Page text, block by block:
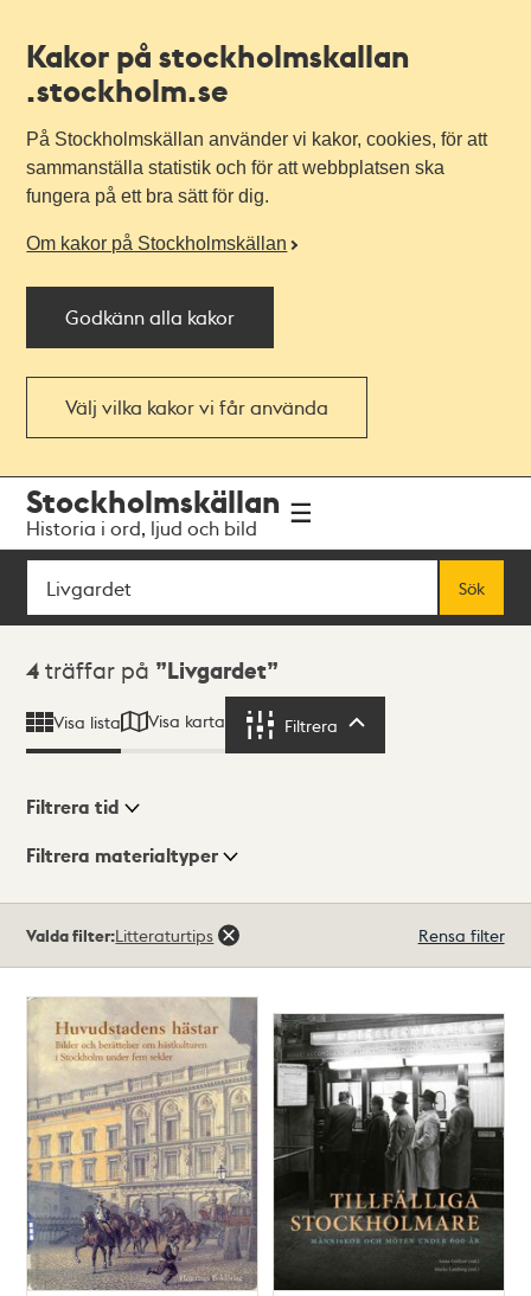
Kakor på stockholmskallan
.stockholm.se
På Stockholmskällan använder vi kakor, cookies, för att
sammanställa statistik och för att webbplatsen ska
fungera på ett bra sätt för dig.
Om kakor på Stockholmskällan
Godkänn alla kakor
Välj vilka kakor vi får använda
navigationen
huvudinnehållet
Stockholmskällan
Historia i ord, ljud och bild
Sök
Sök
Sökresultat
4 träffar på Livgardet
Visa lista Visa karta Filtrera
Visningsläge
Filtrera tid
Filtrera materialtyper
träffar
Valda filter:Litteraturtips Rensa filter